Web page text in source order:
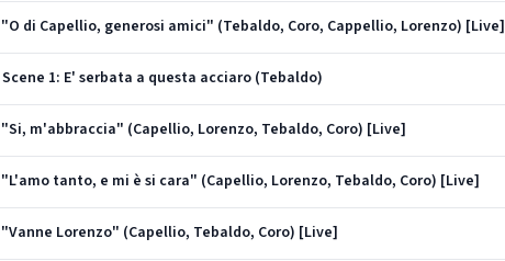
di Capellio, generosi amici" (Tebaldo, Coro, Cappellio, Lorenzo) [Live]
1: E' serbata a questa acciaro (Tebaldo)
m'abbraccia" (Capellio, Lorenzo, Tebaldo, Coro) [Live]
tanto, e mi è si cara" (Capellio, Lorenzo, Tebaldo, Coro) [Live]
Lorenzo" (Capellio, Tebaldo, Coro) [Live]